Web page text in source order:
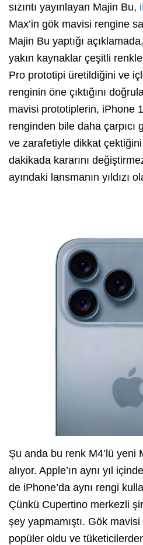
sızıntı yayınlayan Majin Bu,
Max’in gök mavisi rengine
Majin Bu yaptığı
yakın kaynaklar çeşitli
Pro prototipi üretildiğini ve
renginin öne çıktığını
mavisi prototiplerin, iPhone
renginden bile daha çarpıcı
ve zarafetiyle dikkat
dakikada kararını
ayındaki lansmanın yıldızı
Şu anda bu renk M4’lü yeni
alıyor. Apple’ın aynı yıl
de iPhone’da aynı rengi
Çünkü Cupertino merkezli
şey yapmamıştı. Gök
popüler oldu ve